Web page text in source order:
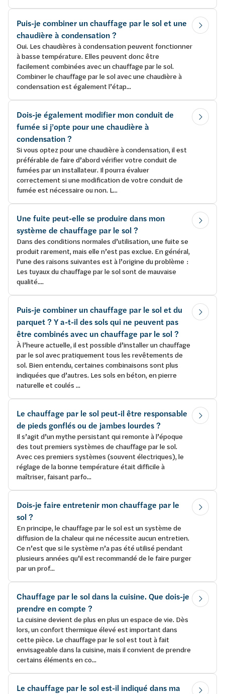
Puis-je combiner un chauffage par le sol et une
chaudière à condensation ?
Oui. Les chaudières à condensation peuvent fonctionner
à basse température. Elles peuvent donc être
facilement combinées avec un chauffage par le sol.
Combiner le chauffage par le sol avec une chaudière à
condensation est également l’étap...
Dois-je également modifier mon conduit de
fumée si j’opte pour une chaudière à
condensation ?
Si vous optez pour une chaudière à condensation, il est
préférable de faire d’abord vérifier votre conduit de
fumées par un installateur. Il pourra évaluer
correctement si une modification de votre conduit de
fumée est nécessaire ou non. L...
Une fuite peut-elle se produire dans mon
système de chauffage par le sol ?
Dans des conditions normales d’utilisation, une fuite se
produit rarement, mais elle n’est pas exclue. En général,
l’une des raisons suivantes est à l’origine du problème :
Les tuyaux du chauffage par le sol sont de mauvaise
qualité....
Puis-je combiner un chauffage par le sol et du
parquet ? Y a-t-il des sols qui ne peuvent pas
être combinés avec un chauffage par le sol ?
À l’heure actuelle, il est possible d’installer un chauffage
par le sol avec pratiquement tous les revêtements de
sol. Bien entendu, certaines combinaisons sont plus
indiquées que d’autres. Les sols en béton, en pierre
naturelle et coulés ...
Le chauffage par le sol peut-il être responsable
de pieds gonflés ou de jambes lourdes ?
Il s’agit d’un mythe persistant qui remonte à l’époque
des tout premiers systèmes de chauffage par le sol.
Avec ces premiers systèmes (souvent électriques), le
réglage de la bonne température était difficile à
maîtriser, faisant parfo...
Dois-je faire entretenir mon chauffage par le
sol ?
En principe, le chauffage par le sol est un système de
diffusion de la chaleur qui ne nécessite aucun entretien.
Ce n’est que si le système n’a pas été utilisé pendant
plusieurs années qu’il est recommandé de le faire purger
par un prof...
Chauffage par le sol dans la cuisine. Que dois-je
prendre en compte ?
La cuisine devient de plus en plus un espace de vie. Dès
lors, un confort thermique élevé est important dans
cette pièce. Le chauffage par le sol est tout à fait
envisageable dans la cuisine, mais il convient de prendre
certains éléments en co...
Le chauffage par le sol est-il indiqué dans ma